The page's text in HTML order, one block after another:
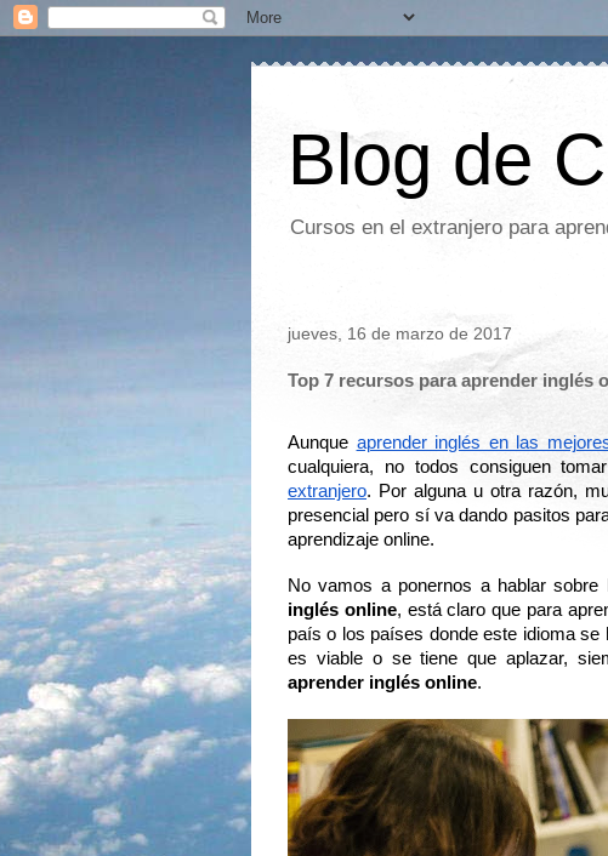
Blog de
Cursos en el extranjero para
jueves, 16 de marzo de 2017
Top 7 recursos para aprender inglés
Aunque aprender inglés en las
cualquiera, no todos consiguen
extranjero. Por alguna u otra razón,
presencial pero sí va dando pasitos
aprendizaje online.
No vamos a ponernos a hablar sobre
inglés online, está claro que para
país o los países donde este idioma se
es viable o se tiene que aplazar,
aprender inglés online.